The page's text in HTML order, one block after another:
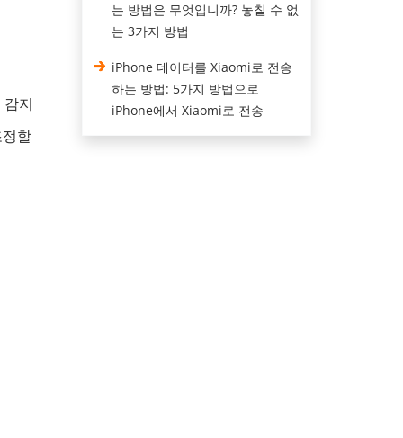
지
할
는 방법은 무엇입니까? 놓칠 수 없
는 3가지 방법
iPhone 데이터를 Xiaomi로 전송
하는 방법: 5가지 방법으로
iPhone에서 Xiaomi로 전송